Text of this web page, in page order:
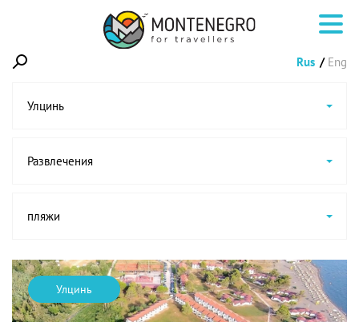
Rus Eng
Улцинь
Развлечения
пляжи
Улцинь